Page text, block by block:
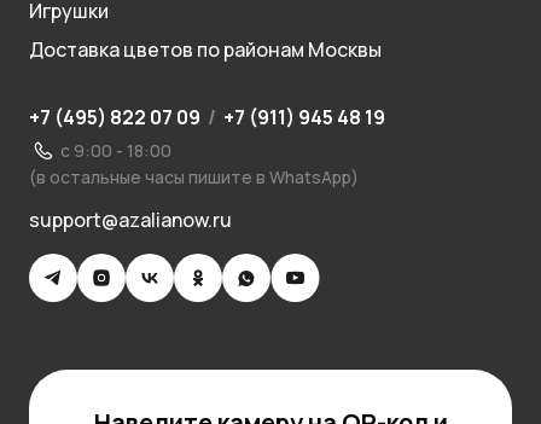
Игрушки
Доставка цветов по районам Москвы
+7 (495) 822 07 09 / +7 (911) 945 48 19
с 9:00 - 18:00
(в остальные часы пишите в WhatsApp)
support@azalianow.ru